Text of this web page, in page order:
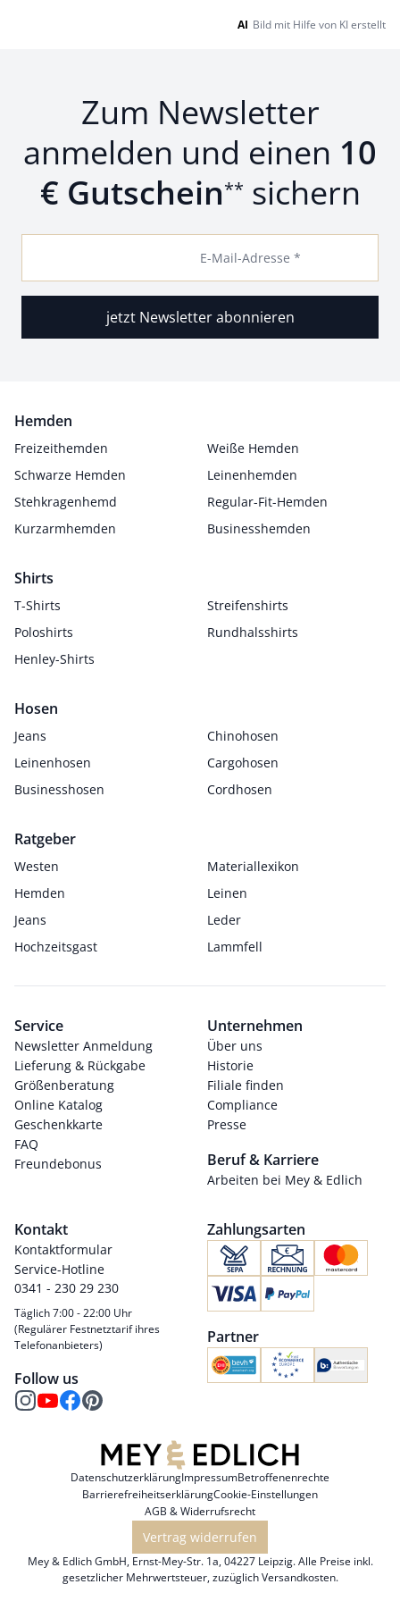
AI Bild mit Hilfe von KI erstellt
Zum Newsletter
anmelden und einen 10
€ Gutschein** sichern
E-Mail-Adresse *
jetzt Newsletter abonnieren
Hemden
Freizeithemden
Weiße Hemden
Schwarze Hemden
Leinenhemden
Stehkragenhemd
Regular-Fit-Hemden
Kurzarmhemden
Businesshemden
Shirts
T-Shirts
Streifenshirts
Poloshirts
Rundhalsshirts
Henley-Shirts
Hosen
Jeans
Chinohosen
Leinenhosen
Cargohosen
Businesshosen
Cordhosen
Ratgeber
Westen
Materiallexikon
Hemden
Leinen
Jeans
Leder
Hochzeitsgast
Lammfell
Service
Newsletter Anmeldung
Lieferung & Rückgabe
Größenberatung
Online Katalog
Geschenkkarte
FAQ
Freundebonus
Unternehmen
Über uns
Historie
Filiale finden
Compliance
Presse
Beruf & Karriere
Arbeiten bei Mey & Edlich
Kontakt
Kontaktformular
Service-Hotline
0341 - 230 29 230
Täglich 7:00 - 22:00 Uhr
(Regulärer Festnetztarif ihres
Telefonanbieters)
Follow us
Zahlungsarten
Partner
DatenschutzerklärungImpressumBetroffenenrechte
BarrierefreiheitserklärungCookie-Einstellungen
AGB & Widerrufsrecht
Vertrag widerrufen
Mey & Edlich GmbH, Ernst-Mey-Str. 1a, 04227 Leipzig. Alle Preise inkl.
gesetzlicher Mehrwertsteuer, zuzüglichVersandkosten.